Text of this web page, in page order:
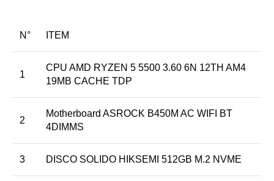
N° ITEM
1
CPU AMD RYZEN 5 5500 3.60 6N 12TH AM4
19MB CACHE TDP
2
Motherboard ASROCK B450M AC WIFI BT
4DIMMS
3 DISCO SOLIDO HIKSEMI 512GB M.2 NVME